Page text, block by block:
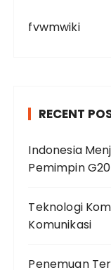
fvwmwiki
RECENT
Indonesia
Pemimpin G20
Teknologi
Komunikasi
Penemuan